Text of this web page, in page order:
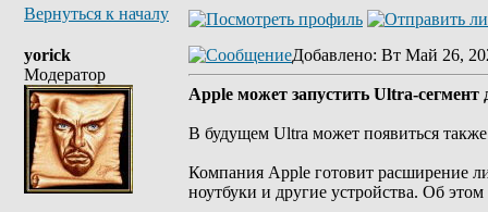
Вернуться к началу
yorick
Модератор
Добавлено: Вт Май 26,
Apple может запустить Ultra-
В будущем Ultra может появиться
Компания Apple готовит расширение
ноутбуки и другие устройства. Об